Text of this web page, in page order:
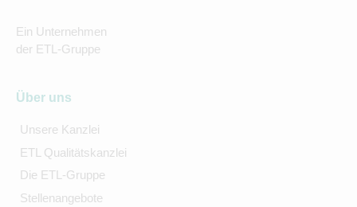
Ein Unternehmen
der ETL-Gruppe
Über uns
Unsere Kanzlei
ETL Qualitätskanzlei
Die ETL-Gruppe
Stellenangebote